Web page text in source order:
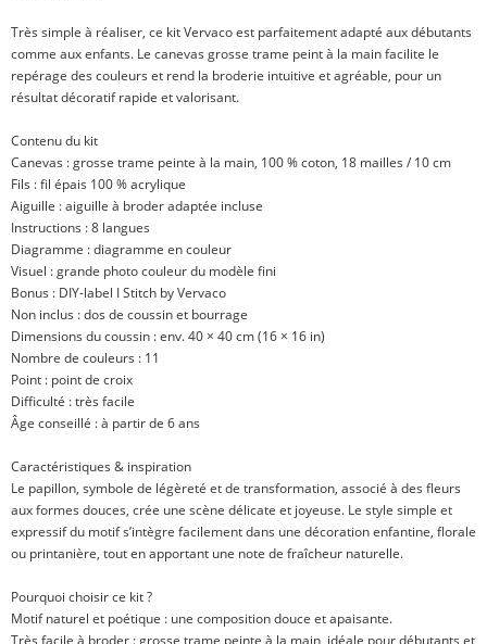
Très simple à réaliser, ce kit Vervaco est parfaitement adapté aux débutants
comme aux enfants. Le canevas grosse trame peint à la main facilite le
repérage des couleurs et rend la broderie intuitive et agréable, pour un
résultat décoratif rapide et valorisant.
Contenu du kit
Canevas : grosse trame peinte à la main, 100 % coton, 18 mailles / 10 cm
Fils : fil épais 100 % acrylique
Aiguille : aiguille à broder adaptée incluse
Instructions : 8 langues
Diagramme : diagramme en couleur
Visuel : grande photo couleur du modèle fini
Bonus : DIY-label I Stitch by Vervaco
Non inclus : dos de coussin et bourrage
Dimensions du coussin : env. 40 × 40 cm (16 × 16 in)
Nombre de couleurs : 11
Point : point de croix
Difficulté : très facile
Âge conseillé : à partir de 6 ans
Caractéristiques & inspiration
Le papillon, symbole de légèreté et de transformation, associé à des fleurs
aux formes douces, crée une scène délicate et joyeuse. Le style simple et
expressif du motif s’intègre facilement dans une décoration enfantine, florale
ou printanière, tout en apportant une note de fraîcheur naturelle.
Pourquoi choisir ce kit ?
Motif naturel et poétique : une composition douce et apaisante.
Très facile à broder : grosse trame peinte à la main, idéale pour débutants et